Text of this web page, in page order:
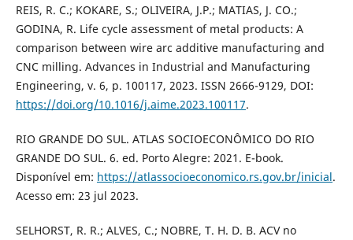
REIS, R. C.; KOKARE, S.; OLIVEIRA, J.P.; MATIAS, J. CO.;
GODINA, R. Life cycle assessment of metal products: A
comparison between wire arc additive manufacturing and
CNC milling. Advances in Industrial and Manufacturing
Engineering, v. 6, p. 100117, 2023. ISSN 2666-9129, DOI:
https://doi.org/10.1016/j.aime.2023.100117.
RIO GRANDE DO SUL. ATLAS SOCIOECONÔMICO DO RIO
GRANDE DO SUL. 6. ed. Porto Alegre: 2021. E-book.
Disponível em: https://atlassocioeconomico.rs.gov.br/inicial.
Acesso em: 23 jul 2023.
SELHORST, R. R.; ALVES, C.; NOBRE, T. H. D. B. ACV no